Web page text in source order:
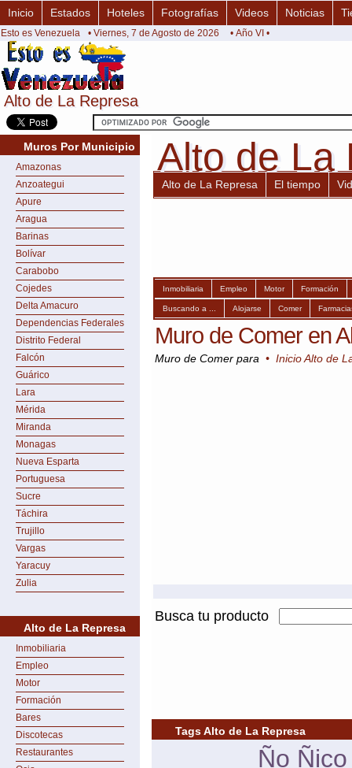
Alto de La Represa
Alto de La Represa
Inicio Estados Hoteles Fotografías Videos Noticias
Esto es Venezuela • Viernes, 7 de Agosto de 2026 • Año VI •
Muros Por Municipio
Amazonas
Anzoategui
Apure
Aragua
Barinas
Bolívar
Carabobo
Cojedes
Delta Amacuro
Dependencias Federales
Distrito Federal
Falcón
Guárico
Lara
Mérida
Miranda
Monagas
Nueva Esparta
Portuguesa
Sucre
Táchira
Trujillo
Vargas
Yaracuy
Zulia
Alto de La Represa
Inmobiliaria
Empleo
Motor
Formación
Bares
Discotecas
Restaurantes
Alto de La
Alto de La
Alto de La Represa El tiempo
Inmobiliaria Empleo Motor Formación
Buscando a ... Alojarse Comer
Muro de Comer en
Muro de Comer para • Inicio Alto de
Busca tu producto
Tags Alto de La Represa
Ño Ñico